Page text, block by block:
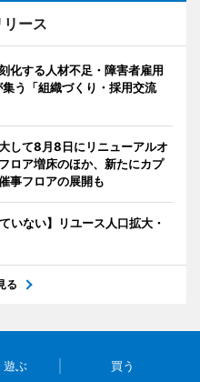
ース
化する人材不足・障害者雇用
う「組織づくり・採用交流
して8月8日にリニューアルオ
ロア増床のほか、新たにカプ
事フロアの展開も
いない】リユース人口拡大・
る
遊ぶ 買う